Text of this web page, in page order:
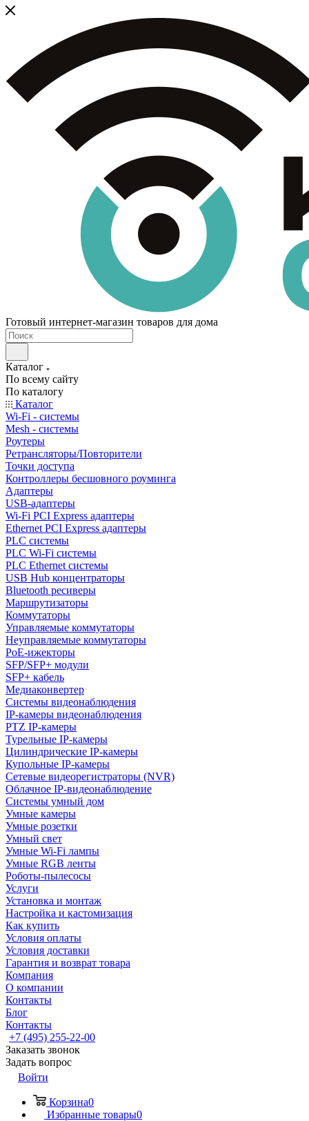
Готовый интернет-магазин товаров для дома
Каталог
По всему сайту
По каталогу
Каталог
Wi-Fi - системы
Mesh - системы
Роутеры
Ретрансляторы/Повторители
Точки доступа
Контроллеры бесшовного роуминга
Адаптеры
USB-адаптеры
Wi-Fi PCI Express адаптеры
Ethernet PCI Express адаптеры
PLC системы
PLC Wi-Fi системы
PLC Ethernet системы
USB Hub концентраторы
Bluetooth ресиверы
Маршрутизаторы
Коммутаторы
Управляемые коммутаторы
Неуправляемые коммутаторы
PoE-ижекторы
SFP/SFP+ модули
SFP+ кабель
Медиаконвертер
Системы видеонаблюдения
IP-камеры видеонаблюдения
PTZ IP-камеры
Турельные IP-камеры
Цилиндрические IP-камеры
Купольные IP-камеры
Сетевые видеорегистраторы (NVR)
Облачное IP-видеонаблюдение
Системы умный дом
Умные камеры
Умные розетки
Умный свет
Умные Wi-Fi лампы
Умные RGB ленты
Роботы-пылесосы
Услуги
Установка и монтаж
Настройка и кастомизация
Как купить
Условия оплаты
Условия доставки
Гарантия и возврат товара
Компания
О компании
Контакты
Блог
Контакты
+7 (495) 255-22-00
Заказать звонок
Задать вопрос
Войти
Корзина0
Избранные товары0